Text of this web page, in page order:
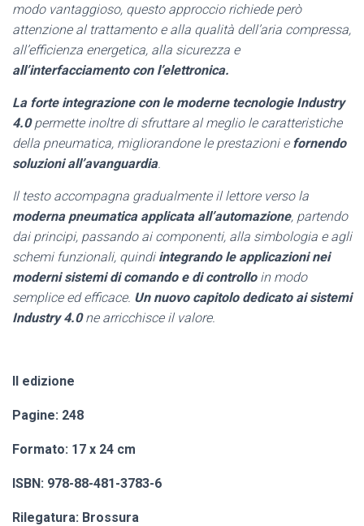
modo vantaggioso, questo approccio richiede però
attenzione al trattamento e alla qualità dell’aria compressa,
all’efficienza energetica, alla sicurezza e
all’interfacciamento con l’elettronica.
La forte integrazione con le moderne tecnologie Industry
4.0permette inoltre di sfruttare al meglio le caratteristiche
della pneumatica, migliorandone le prestazioni e fornendo
soluzioni all’avanguardia.
Il testo accompagna gradualmente il lettore verso la
moderna pneumatica applicata all’automazione, partendo
dai principi, passando ai componenti, alla simbologia e agli
schemi funzionali, quindi integrando le applicazioni nei
moderni sistemi di comando e di controlloin modo
semplice ed efficace. Un nuovo capitolo dedicato ai sistemi
Industry 4.0ne arricchisce il valore.
II edizione
Pagine: 248
Formato: 17 x 24 cm
ISBN: 978-88-481-3783-6
Rilegatura: Brossura